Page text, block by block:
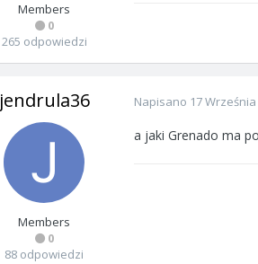
Members
0
265 odpowiedzi
jendrula36
Members
0
88 odpowiedzi
Napisano 17
a jaki Grenado ma